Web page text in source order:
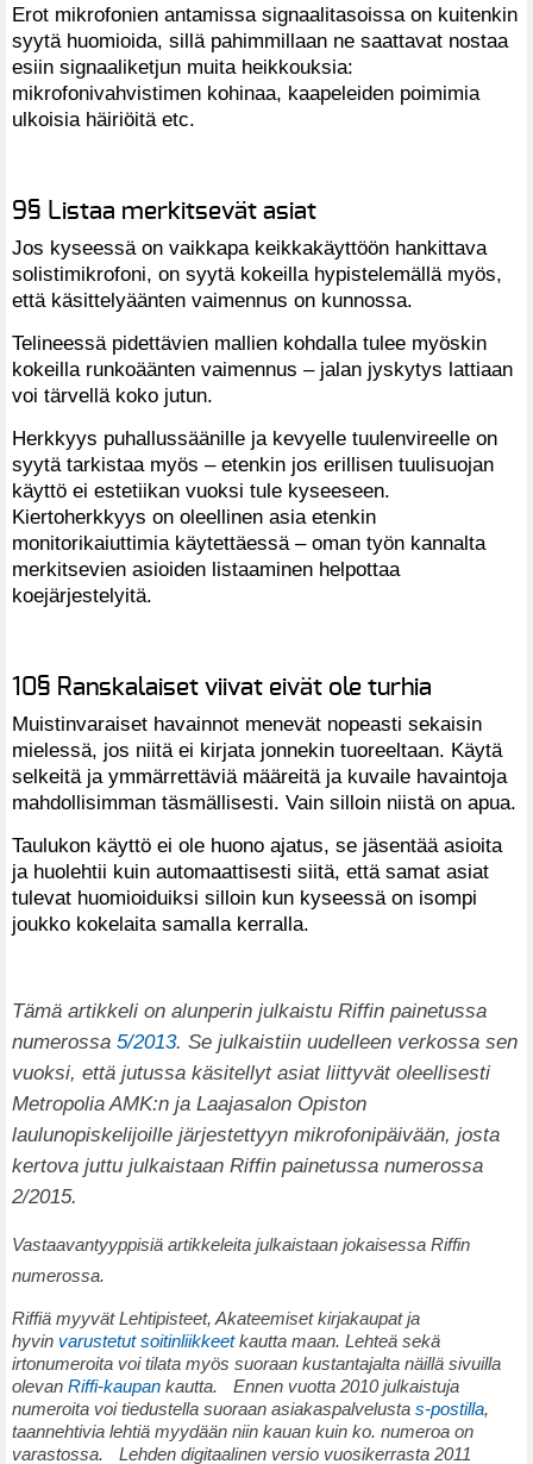
Erot mikrofonien antamissa signaalitasoissa on kuitenkin
syytä huomioida, sillä pahimmillaan ne saattavat nostaa
esiin signaaliketjun muita heikkouksia:
mikrofonivahvistimen kohinaa, kaapeleiden poimimia
ulkoisia häiriöitä etc.
9§ Listaa merkitsevät asiat
Jos kyseessä on vaikkapa keikkakäyttöön hankittava
solistimikrofoni, on syytä kokeilla hypistelemällä myös,
että käsittelyäänten vaimennus on kunnossa.
Telineessä pidettävien mallien kohdalla tulee myöskin
kokeilla runkoäänten vaimennus – jalan jyskytys lattiaan
voi tärvellä koko jutun.
Herkkyys puhallussäänille ja kevyelle tuulenvireelle on
syytä tarkistaa myös – etenkin jos erillisen tuulisuojan
käyttö ei estetiikan vuoksi tule kyseeseen.
Kiertoherkkyys on oleellinen asia etenkin
monitorikaiuttimia käytettäessä – oman työn kannalta
merkitsevien asioiden listaaminen helpottaa
koejärjestelyitä.
10§ Ranskalaiset viivat eivät ole turhia
Muistinvaraiset havainnot menevät nopeasti sekaisin
mielessä, jos niitä ei kirjata jonnekin tuoreeltaan. Käytä
selkeitä ja ymmärrettäviä määreitä ja kuvaile havaintoja
mahdollisimman täsmällisesti. Vain silloin niistä on apua.
Taulukon käyttö ei ole huono ajatus, se jäsentää asioita
ja huolehtii kuin automaattisesti siitä, että samat asiat
tulevat huomioiduiksi silloin kun kyseessä on isompi
joukko kokelaita samalla kerralla.
Tämä artikkeli on alunperin julkaistu Riffin painetussa
numerossa 5/2013. Se julkaistiin uudelleen verkossa sen
vuoksi, että jutussa käsitellyt asiat liittyvät oleellisesti
Metropolia AMK:n ja Laajasalon Opiston
laulunopiskelijoille järjestettyyn mikrofonipäivään, josta
kertova juttu julkaistaan Riffin painetussa numerossa
2/2015.
Vastaavantyyppisiä artikkeleita julkaistaan jokaisessa Riffin
numerossa.
Riffiä myyvät Lehtipisteet, Akateemiset kirjakaupat ja
hyvin varustetut soitinliikkeetkautta maan. Lehteä sekä
irtonumeroita voi tilata myös suoraan kustantajalta näillä sivuilla
olevan Riffi-kaupan kautta. Ennen vuotta 2010 julkaistuja
numeroita voi tiedustella suoraan asiakaspalvelusta s-postilla,
taannehtivia lehtiä myydään niin kauan kuin ko. numeroa on
varastossa. Lehden digitaalinen versio vuosikerrasta 2011